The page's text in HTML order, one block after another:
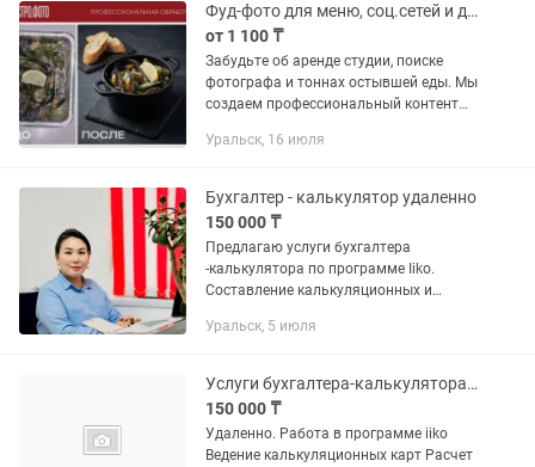
Фуд-фото для меню, соц.сетей и доставки без фотосессий и лишних трат
от 1 100 ₸
Забудьте об аренде студии, поиске
фотографа и тоннах остывшей еды. Мы
создаем профессиональный контент
снимки на телефон в рекламные
Уральск, 16 июля
Бухгалтер - калькулятор удаленно
150 000 ₸
Предлагаю услуги бухгалтера
-калькулятора по программе Iiko.
Составление калькуляционных и
себестоимости блюд Определение цен
отчёт ...
Уральск, 5 июля
Услуги бухгалтера-калькулятора удаленно
150 000 ₸
Удаленно. Работа в программе iiko
Ведение калькуляционных карт Расчет